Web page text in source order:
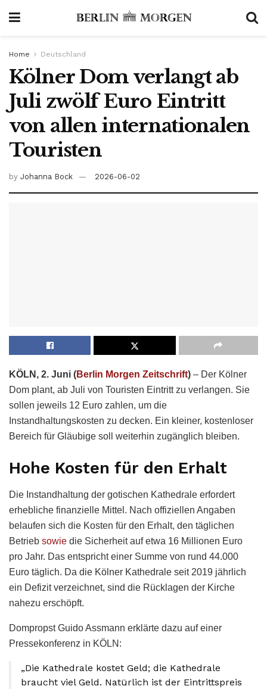
Home Deutschland
Kölner Dom verlangt ab
Juli zwölf Euro Eintritt
von allen internationalen
Touristen
by Johanna Bock 2026-06-02
KÖLN, 2. Juni (Berlin Morgen Zeitschrift) – Der Kölner
Dom plant, ab Juli von Touristen Eintritt zu verlangen. Sie
sollen jeweils 12 Euro zahlen, um die
Instandhaltungskosten zu decken. Ein kleiner, kostenloser
Bereich für Gläubige soll weiterhin zugänglich bleiben.
Hohe Kosten für den Erhalt
Die Instandhaltung der gotischen Kathedrale erfordert
erhebliche finanzielle Mittel. Nach offiziellen Angaben
belaufen sich die Kosten für den Erhalt, den täglichen
Betrieb sowie die Sicherheit auf etwa 16 Millionen Euro
pro Jahr. Das entspricht einer Summe von rund 44.000
Euro täglich. Da die Kölner Kathedrale seit 2019 jährlich
ein Defizit verzeichnet, sind die Rücklagen der Kirche
nahezu erschöpft.
Dompropst Guido Assmann erklärte dazu auf einer
Pressekonferenz in KÖLN:
„Die Kathedrale kostet Geld; die Kathedrale
braucht viel Geld. Natürlich ist der Eintrittspreis